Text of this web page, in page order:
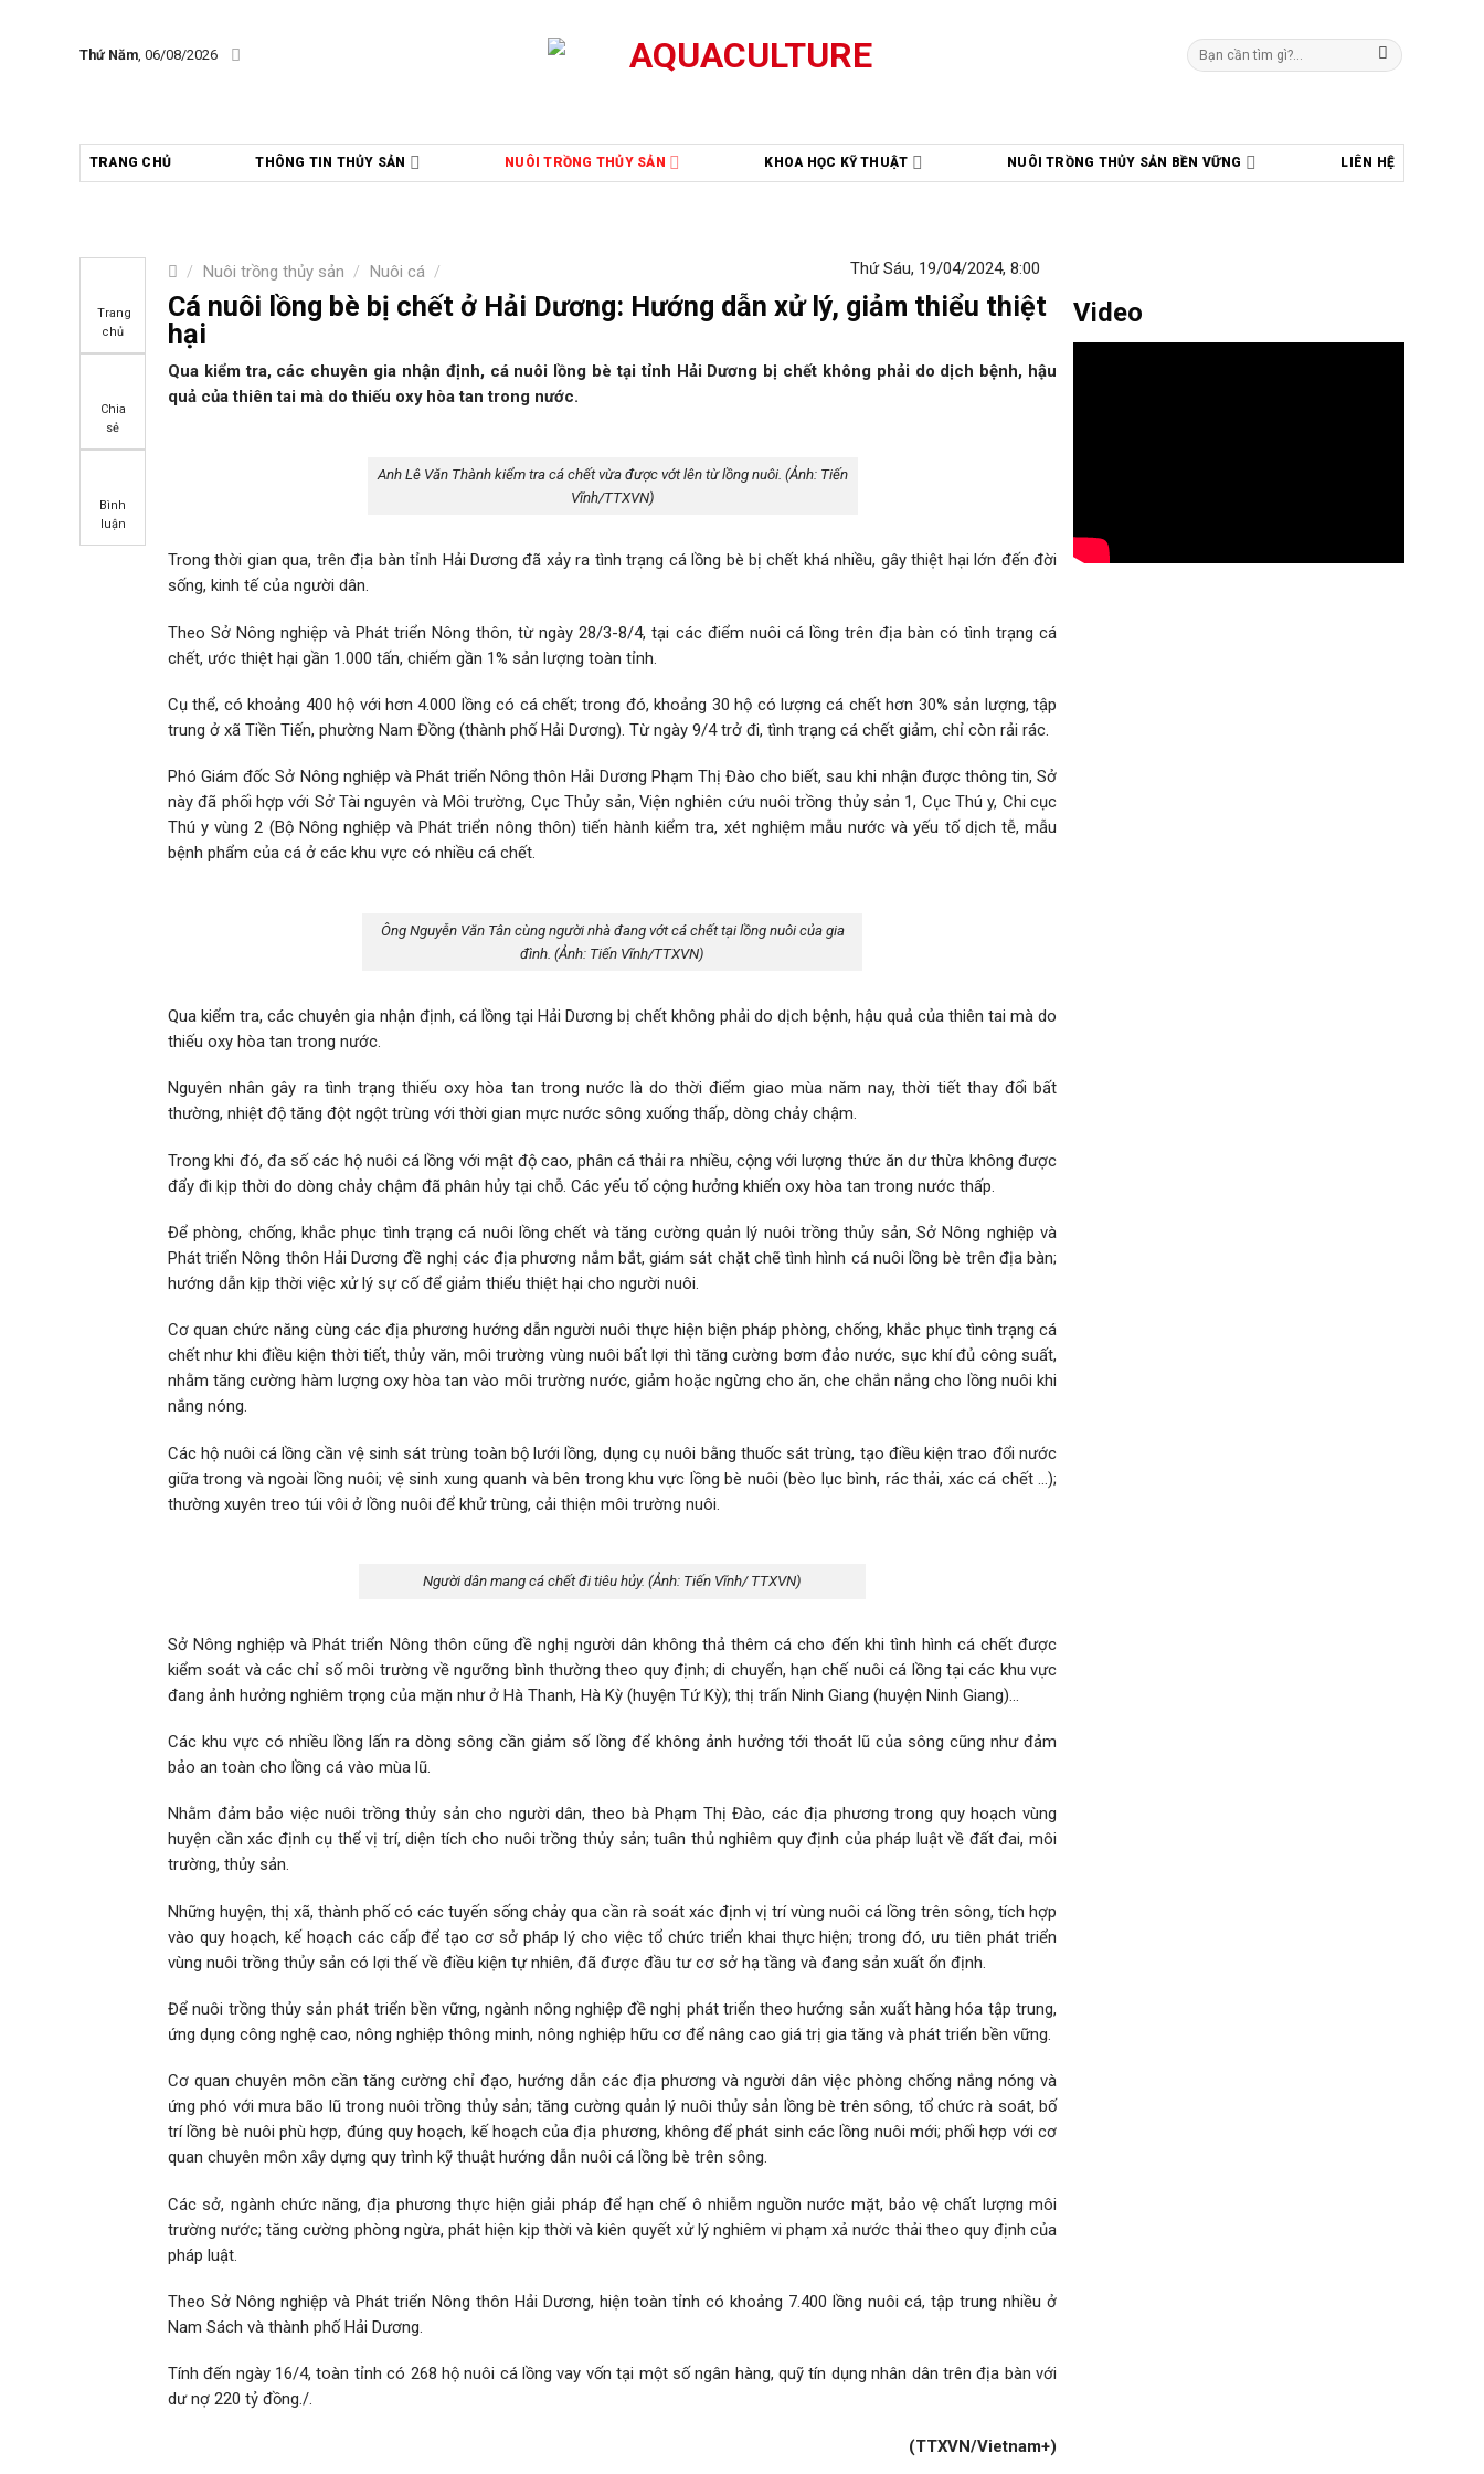
Thứ Năm, 06/08/2026
Tìm
kiếm:
TRANG CHỦ THÔNG TIN THỦY SẢN NUÔI TRỒNG THỦY SẢN KHOA HỌC KỸ THUẬT NUÔI TRỒNG THỦY SẢN BỀN VỮNG LIÊN HỆ
/ Nuôi trồng thủy sản / Nuôi cá /
Trang
chủ
Chia
sẻ
Bình
luận
Thứ Sáu, 19/04/2024, 8:00
Cá nuôi lồng bè bị chết ở Hải Dương: Hướng dẫn xử lý, giảm thiểu thiệt
hại
Qua kiểm tra, các chuyên gia nhận định, cá nuôi lồng bè tại tỉnh Hải Dương bị chết không phải do dịch bệnh, hậu
quả của thiên tai mà do thiếu oxy hòa tan trong nước.
Anh Lê Văn Thành kiểm tra cá chết vừa được vớt lên từ lồng nuôi. (Ảnh: Tiến
Vĩnh/TTXVN)
Trong thời gian qua, trên địa bàn tỉnh Hải Dương đã xảy ra tình trạng cá lồng bè bị chết khá nhiều, gây thiệt hại lớn đến đời
sống, kinh tế của người dân.
Theo Sở Nông nghiệp và Phát triển Nông thôn, từ ngày 28/3-8/4, tại các điểm nuôi cá lồng trên địa bàn có tình trạng cá
chết, ước thiệt hại gần 1.000 tấn, chiếm gần 1% sản lượng toàn tỉnh.
Cụ thể, có khoảng 400 hộ với hơn 4.000 lồng có cá chết; trong đó, khoảng 30 hộ có lượng cá chết hơn 30% sản lượng, tập
trung ở xã Tiền Tiến, phường Nam Đồng (thành phố Hải Dương). Từ ngày 9/4 trở đi, tình trạng cá chết giảm, chỉ còn rải rác.
Phó Giám đốc Sở Nông nghiệp và Phát triển Nông thôn Hải Dương Phạm Thị Đào cho biết, sau khi nhận được thông tin, Sở
này đã phối hợp với Sở Tài nguyên và Môi trường, Cục Thủy sản, Viện nghiên cứu nuôi trồng thủy sản 1, Cục Thú y, Chi cục
Thú y vùng 2 (Bộ Nông nghiệp và Phát triển nông thôn) tiến hành kiểm tra, xét nghiệm mẫu nước và yếu tố dịch tễ, mẫu
bệnh phẩm của cá ở các khu vực có nhiều cá chết.
Ông Nguyễn Văn Tân cùng người nhà đang vớt cá chết tại lồng nuôi của gia
đình. (Ảnh: Tiến Vĩnh/TTXVN)
Qua kiểm tra, các chuyên gia nhận định, cá lồng tại Hải Dương bị chết không phải do dịch bệnh, hậu quả của thiên tai mà do
thiếu oxy hòa tan trong nước.
Nguyên nhân gây ra tình trạng thiếu oxy hòa tan trong nước là do thời điểm giao mùa năm nay, thời tiết thay đổi bất
thường, nhiệt độ tăng đột ngột trùng với thời gian mực nước sông xuống thấp, dòng chảy chậm.
Trong khi đó, đa số các hộ nuôi cá lồng với mật độ cao, phân cá thải ra nhiều, cộng với lượng thức ăn dư thừa không được
đẩy đi kịp thời do dòng chảy chậm đã phân hủy tại chỗ. Các yếu tố cộng hưởng khiến oxy hòa tan trong nước thấp.
Để phòng, chống, khắc phục tình trạng cá nuôi lồng chết và tăng cường quản lý nuôi trồng thủy sản, Sở Nông nghiệp và
Phát triển Nông thôn Hải Dương đề nghị các địa phương nắm bắt, giám sát chặt chẽ tình hình cá nuôi lồng bè trên địa bàn;
hướng dẫn kịp thời việc xử lý sự cố để giảm thiểu thiệt hại cho người nuôi.
Cơ quan chức năng cùng các địa phương hướng dẫn người nuôi thực hiện biện pháp phòng, chống, khắc phục tình trạng cá
chết như khi điều kiện thời tiết, thủy văn, môi trường vùng nuôi bất lợi thì tăng cường bơm đảo nước, sục khí đủ công suất,
nhằm tăng cường hàm lượng oxy hòa tan vào môi trường nước, giảm hoặc ngừng cho ăn, che chắn nắng cho lồng nuôi khi
nắng nóng.
Các hộ nuôi cá lồng cần vệ sinh sát trùng toàn bộ lưới lồng, dụng cụ nuôi bằng thuốc sát trùng, tạo điều kiện trao đổi nước
giữa trong và ngoài lồng nuôi; vệ sinh xung quanh và bên trong khu vực lồng bè nuôi (bèo lục bình, rác thải, xác cá chết …);
thường xuyên treo túi vôi ở lồng nuôi để khử trùng, cải thiện môi trường nuôi.
Người dân mang cá chết đi tiêu hủy. (Ảnh: Tiến Vĩnh/ TTXVN)
Sở Nông nghiệp và Phát triển Nông thôn cũng đề nghị người dân không thả thêm cá cho đến khi tình hình cá chết được
kiểm soát và các chỉ số môi trường về ngưỡng bình thường theo quy định; di chuyển, hạn chế nuôi cá lồng tại các khu vực
đang ảnh hưởng nghiêm trọng của mặn như ở Hà Thanh, Hà Kỳ (huyện Tứ Kỳ); thị trấn Ninh Giang (huyện Ninh Giang)…
Các khu vực có nhiều lồng lấn ra dòng sông cần giảm số lồng để không ảnh hưởng tới thoát lũ của sông cũng như đảm
bảo an toàn cho lồng cá vào mùa lũ.
Nhằm đảm bảo việc nuôi trồng thủy sản cho người dân, theo bà Phạm Thị Đào, các địa phương trong quy hoạch vùng
huyện cần xác định cụ thể vị trí, diện tích cho nuôi trồng thủy sản; tuân thủ nghiêm quy định của pháp luật về đất đai, môi
trường, thủy sản.
Những huyện, thị xã, thành phố có các tuyến sống chảy qua cần rà soát xác định vị trí vùng nuôi cá lồng trên sông, tích hợp
vào quy hoạch, kế hoạch các cấp để tạo cơ sở pháp lý cho việc tổ chức triển khai thực hiện; trong đó, ưu tiên phát triển
vùng nuôi trồng thủy sản có lợi thế về điều kiện tự nhiên, đã được đầu tư cơ sở hạ tầng và đang sản xuất ổn định.
Để nuôi trồng thủy sản phát triển bền vững, ngành nông nghiệp đề nghị phát triển theo hướng sản xuất hàng hóa tập trung,
ứng dụng công nghệ cao, nông nghiệp thông minh, nông nghiệp hữu cơ để nâng cao giá trị gia tăng và phát triển bền vững.
Cơ quan chuyên môn cần tăng cường chỉ đạo, hướng dẫn các địa phương và người dân việc phòng chống nắng nóng và
ứng phó với mưa bão lũ trong nuôi trồng thủy sản; tăng cường quản lý nuôi thủy sản lồng bè trên sông, tổ chức rà soát, bố
trí lồng bè nuôi phù hợp, đúng quy hoạch, kế hoạch của địa phương, không để phát sinh các lồng nuôi mới; phối hợp với cơ
quan chuyên môn xây dựng quy trình kỹ thuật hướng dẫn nuôi cá lồng bè trên sông.
Các sở, ngành chức năng, địa phương thực hiện giải pháp để hạn chế ô nhiễm nguồn nước mặt, bảo vệ chất lượng môi
trường nước; tăng cường phòng ngừa, phát hiện kịp thời và kiên quyết xử lý nghiêm vi phạm xả nước thải theo quy định của
pháp luật.
Theo Sở Nông nghiệp và Phát triển Nông thôn Hải Dương, hiện toàn tỉnh có khoảng 7.400 lồng nuôi cá, tập trung nhiều ở
Nam Sách và thành phố Hải Dương.
Tính đến ngày 16/4, toàn tỉnh có 268 hộ nuôi cá lồng vay vốn tại một số ngân hàng, quỹ tín dụng nhân dân trên địa bàn với
dư nợ 220 tỷ đồng./.
(TTXVN/Vietnam+)
Video